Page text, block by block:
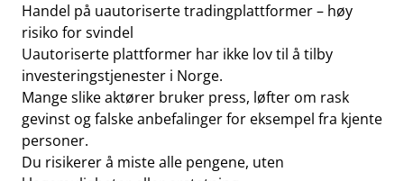
Handel på uautorisertetradingplattformer– høy
risiko for svindel
Uautoriserte plattformer har ikke lov til å tilby
investeringstjenester i Norge.
Mange slike aktører bruker press, løfter om rask
gevinst og falske anbefalinger for eksempel fra kjente
personer.
Du risikerer å miste alle pengene, uten